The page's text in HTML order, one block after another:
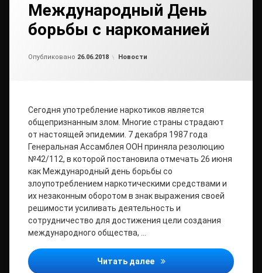
Международный День
борьбы с наркоманией
Опубликовано 26.06.2018 Рубрики:
Новости
Сегодня употребление наркотиков является
общепризнанным злом. Многие страны страдают
от настоящей эпидемии. 7 декабря 1987 года
Генеральная Ассамблея ООН приняла резолюцию
№42/112, в которой постановила отмечать 26 июня
как Международный день борьбы со
злоупотреблением наркотическими средствами и
их незаконным оборотом в знак выражения своей
решимости усиливать деятельность и
сотрудничество для достижения цели создания
международного общества, …
Читать далее Международный День